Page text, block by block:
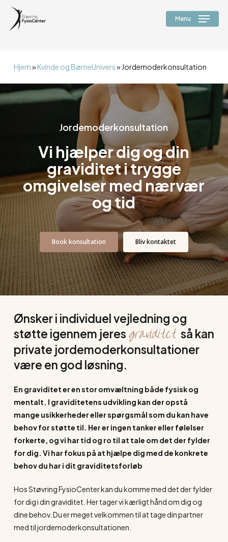
alert("JS virker");
Skip
main
Menu
Hjem» Kvinde og BørneUnivers» Jordemoderkonsultation
Jordemoderkonsultation
Vi hjælper dig og din
graviditet i trygge
omgivelser med nærvær
og tid
Book konsultation Bliv kontaktet
Ønsker i individuel vejledning og
støtte igennem jeres graviditet så kan
private jordemoderkonsultationer
være en god løsning.
En graviditet er en stor omvæltning både fysisk og
mentalt. I graviditetens udvikling kan der opstå
mange usikkerheder eller spørgsmål som du kan have
behov for støtte til. Her er ingen tanker eller følelser
forkerte, og vi har tid og ro til at tale om det der fylder
for dig. Vi har fokus på at hjælpe dig med de konkrete
behov du har i dit graviditetsforløb
Hos Støvring FysioCenter kan du komme med det der fylder
for dig i din graviditet. Her tager vi kærligt hånd om dig og
dine behov. Du er meget velkommen til at tage din partner
med til jordemoderkonsultationen.